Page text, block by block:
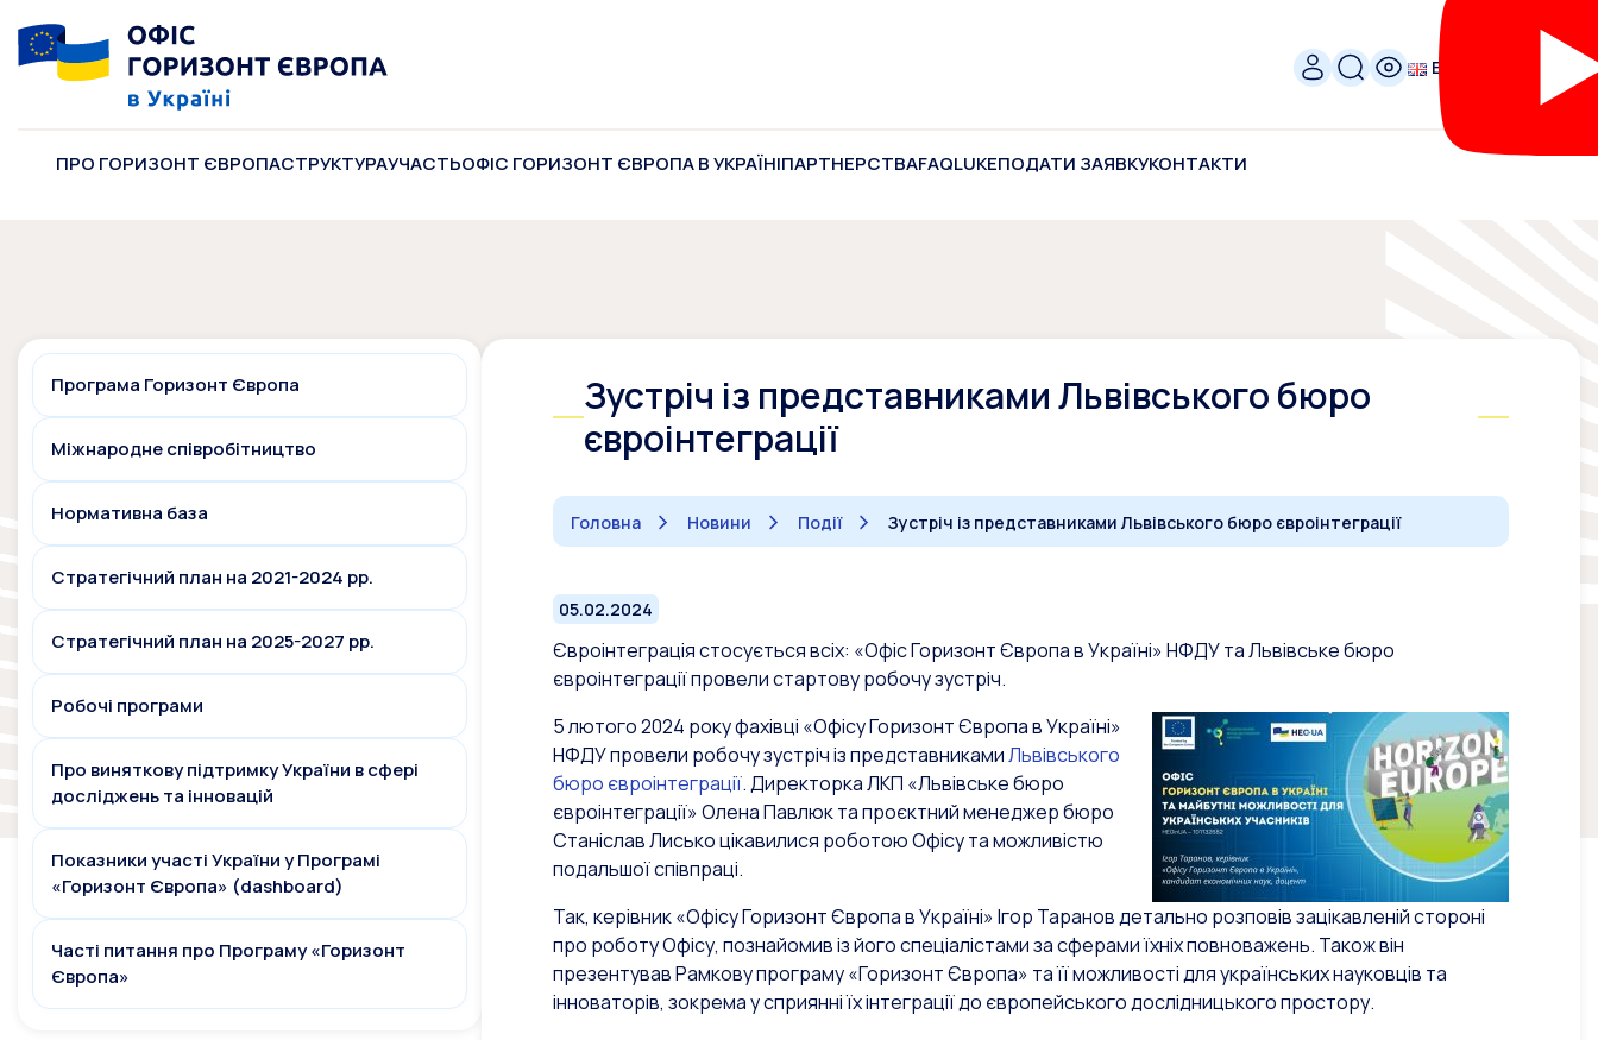
ENG
ПРО ГОРИЗОНТ ЄВРОПАСТРУКТУРАУЧАСТЬОФІС ГОРИЗОНТ ЄВРОПА В УКРАЇНІПАРТНЕРСТВАFAQLUKEПОДАТИ ЗАЯВКУКОНТАКТИ
Програма Горизонт Європа
Міжнародне співробітництво
Нормативна база
Стратегічний план на 2021-2024 рр.
Стратегічний план на 2025-2027 рр.
Робочі програми
Про виняткову підтримку України в сфері
досліджень та інновацій
Показники участі України у Програмі
«Горизонт Європа» (dashboard)
Часті питання про Програму «Горизонт
Європа»
Зустріч із представниками Львівського бюро
євроінтеграції
Головна Новини Події Зустріч із представниками Львівського бюро євроінтеграції
05.02.2024
Євроінтеграція стосується всіх: «Офіс Горизонт Європа в Україні» НФДУ та Львівське бюро
євроінтеграції провели стартову робочу зустріч.
5 лютого 2024 року фахівці «Офісу Горизонт Європа в Україні»
НФДУ провели робочу зустріч із представникамиЛьвівського
бюро євроінтеграції. Директорка ЛКП «Львівське бюро
євроінтеграції» Олена Павлюк та проєктний менеджер бюро
Станіслав Лисько цікавилися роботою Офісу та можливістю
подальшої співпраці.
Так, керівник «Офісу Горизонт Європа в Україні» Ігор Таранов детально розповів зацікавленій стороні
про роботу Офісу, познайомив із його спеціалістами за сферами їхніх повноважень. Також він
презентував Рамкову програму «Горизонт Європа» та її можливості для українських науковців та
інноваторів, зокрема у сприянні їх інтеграції до європейського дослідницького простору.